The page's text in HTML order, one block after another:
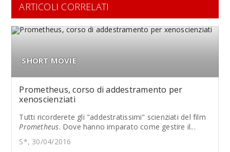
ARTICOLI CORRELATI
SHORT MOVIE
Prometheus, corso di addestramento per
xenoscienziati
Tutti ricorderete gli "addestratissimi" scienziati del film
Prometheus. Dove hanno imparato come gestire il...
S*, 30/04/2016